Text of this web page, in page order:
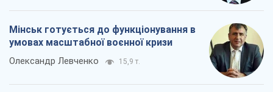
Мінськ готується до функціонування в
умовах масштабної воєнної кризи
Олександр Левченко 15,9 т.